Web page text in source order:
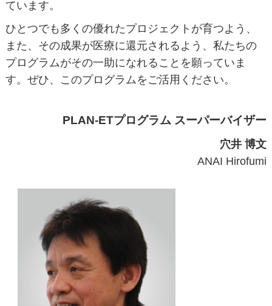
ています。
ひとつでも多くの優れたプロジェクトが育つよう、
また、その成果が医療に還元されるよう、私たちの
プログラムがその一助になれることを願っていま
す。ぜひ、このプログラムをご活用ください。
PLAN-ETプログラム スーパーバイザー
穴井 博文
ANAI Hirofumi